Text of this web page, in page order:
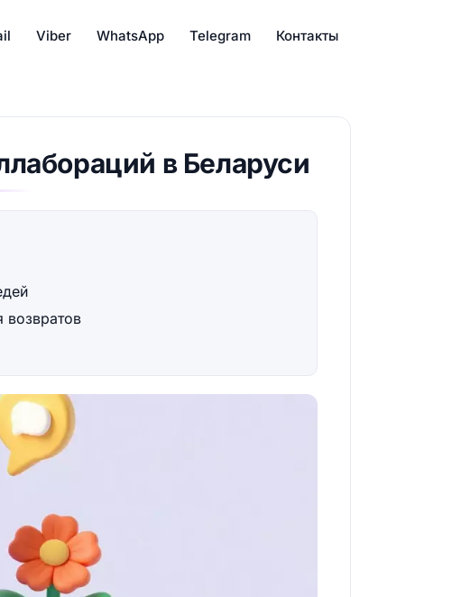
Viber WhatsApp Telegram Контакты
в Беларуси
возвратов